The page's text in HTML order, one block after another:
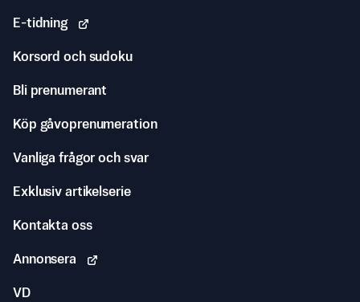
E-tidning
Korsord och sudoku
Bli prenumerant
Köp gåvoprenumeration
Vanliga frågor och svar
Exklusiv artikelserie
Kontakta oss
Annonsera
VD